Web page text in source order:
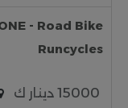
- Road Bike
Runcycles
15000 دينار ك